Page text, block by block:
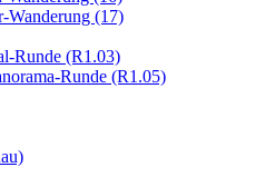
Wanderung (17)
Runde (R1.03)
Runde (R1.05)